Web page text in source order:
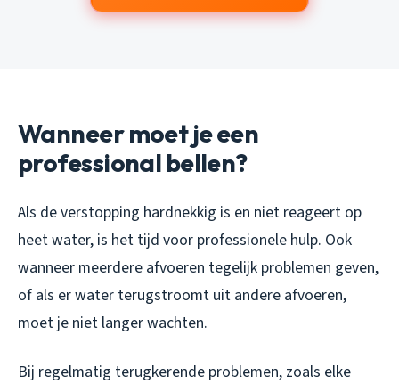
Wanneer moet je een
professional bellen?
Als de verstopping hardnekkig is en niet reageert op
heet water, is het tijd voor professionele hulp. Ook
wanneer meerdere afvoeren tegelijk problemen geven,
of als er water terugstroomt uit andere afvoeren,
moet je niet langer wachten.
Bij regelmatig terugkerende problemen, zoals elke